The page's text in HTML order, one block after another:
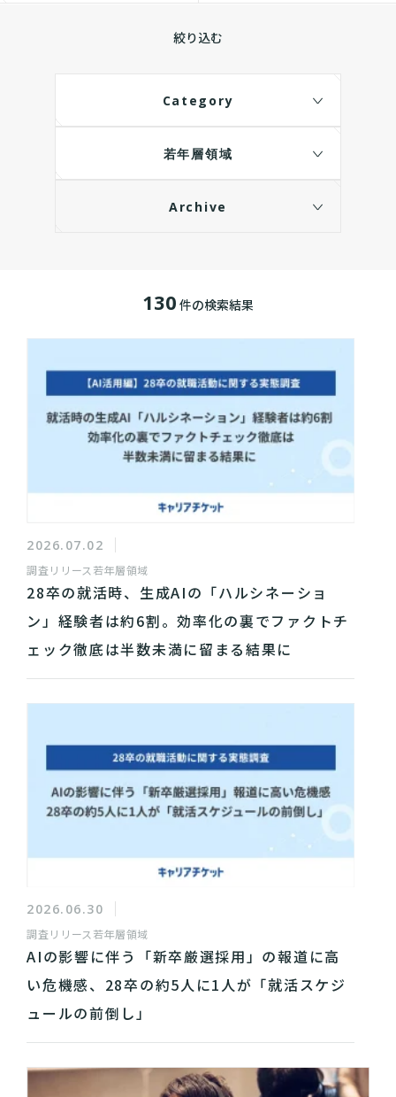
絞り込む
Category
若年層領域
Archive
130 件の検索結果
2026.07.02
調査リリース 若年層領域
28卒の就活時、生成AIの「ハルシネーショ
ン」経験者は約6割。効率化の裏でファクトチ
ェック徹底は半数未満に留まる結果に
2026.06.30
調査リリース 若年層領域
AIの影響に伴う「新卒厳選採用」の報道に高
い危機感、28卒の約5人に1人が「就活スケジ
ュールの前倒し」